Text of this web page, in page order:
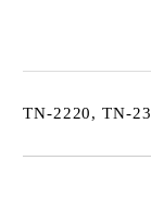
TN-2220, TN-